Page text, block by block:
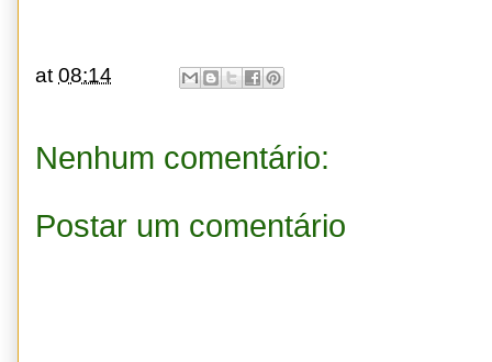
at08:14
Nenhum comentário:
Postar um comentário